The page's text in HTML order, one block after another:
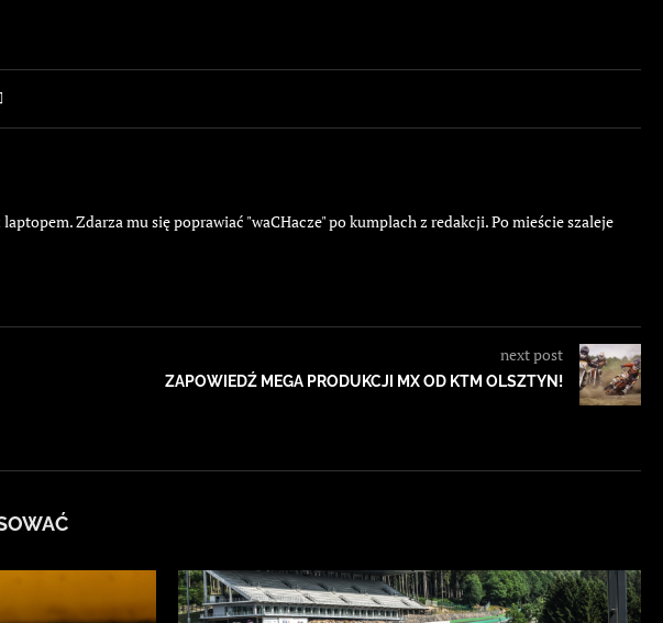
Zdarza mu się poprawiać "waCHacze" po kumplach z redakcji. Po mieście szaleje
next post
ZAPOWIEDŹ MEGA PRODUKCJI MX OD KTM OLSZTYN!